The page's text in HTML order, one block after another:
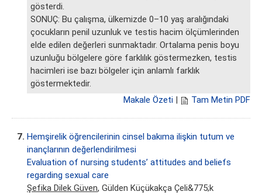
gösterdi.
SONUÇ: Bu çalışma, ülkemizde 0–10 yaş aralığındaki
çocukların penil uzunluk ve testis hacim ölçümlerinden
elde edilen değerleri sunmaktadır. Ortalama penis boyu
uzunluğu bölgelere göre farklılık göstermezken, testis
hacimleri ise bazı bölgeler için anlamlı farklık
göstermektedir.
Makale Özeti
Tam Metin PDF
7. Hemşirelik öğrencilerinin cinsel bakıma ilişkin tutum ve
inançlarının değerlendirilmesi
Evaluation of nursing students’ attitudes and beliefs
regarding sexual care
Şefika Dilek Güven, Gülden Küçükakça Çeli&775;k